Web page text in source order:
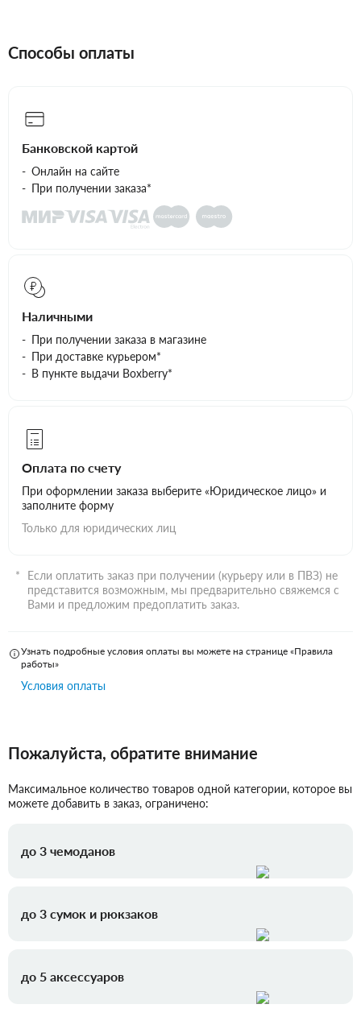
Способы оплаты
Банковской картой
Онлайн на сайте
При получении заказа*
Наличными
При получении заказа в магазине
При доставке курьером*
В пункте выдачи Boxberry*
Оплата по счету
При оформлении заказа выберите «Юридическое лицо» и
заполните форму
Только для юридических лиц
Если оплатить заказ при получении (курьеру или в ПВЗ) не
представится возможным, мы предварительно свяжемся с
Вами и предложим предоплатить заказ.
Узнать подробные условия оплаты вы можете на странице «Правила
работы»
Условия оплаты
Пожалуйста, обратите внимание
Максимальное количество товаров одной категории, которое вы
можете добавить в заказ, ограничено:
до 3 чемоданов
до 3 сумок и рюкзаков
до 5 аксессуаров